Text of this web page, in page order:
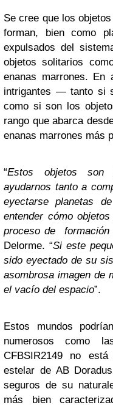
Se cree que los
forman, bien como
expulsados del
objetos solitarios
enanas marrones. En
intrigantes — tanto si
como si son los
rango que abarca
enanas marrones más
“Estos objetos son
ayudarnos tanto a
eyectarse planetas
entender cómo
proceso de formación
Delorme. “Si este
sido eyectado de su
asombrosa imagen de
el vacío del espacio”.
Estos mundos
numerosos como
CFBSIR2149 no
estelar de AB
seguros de su
más bien